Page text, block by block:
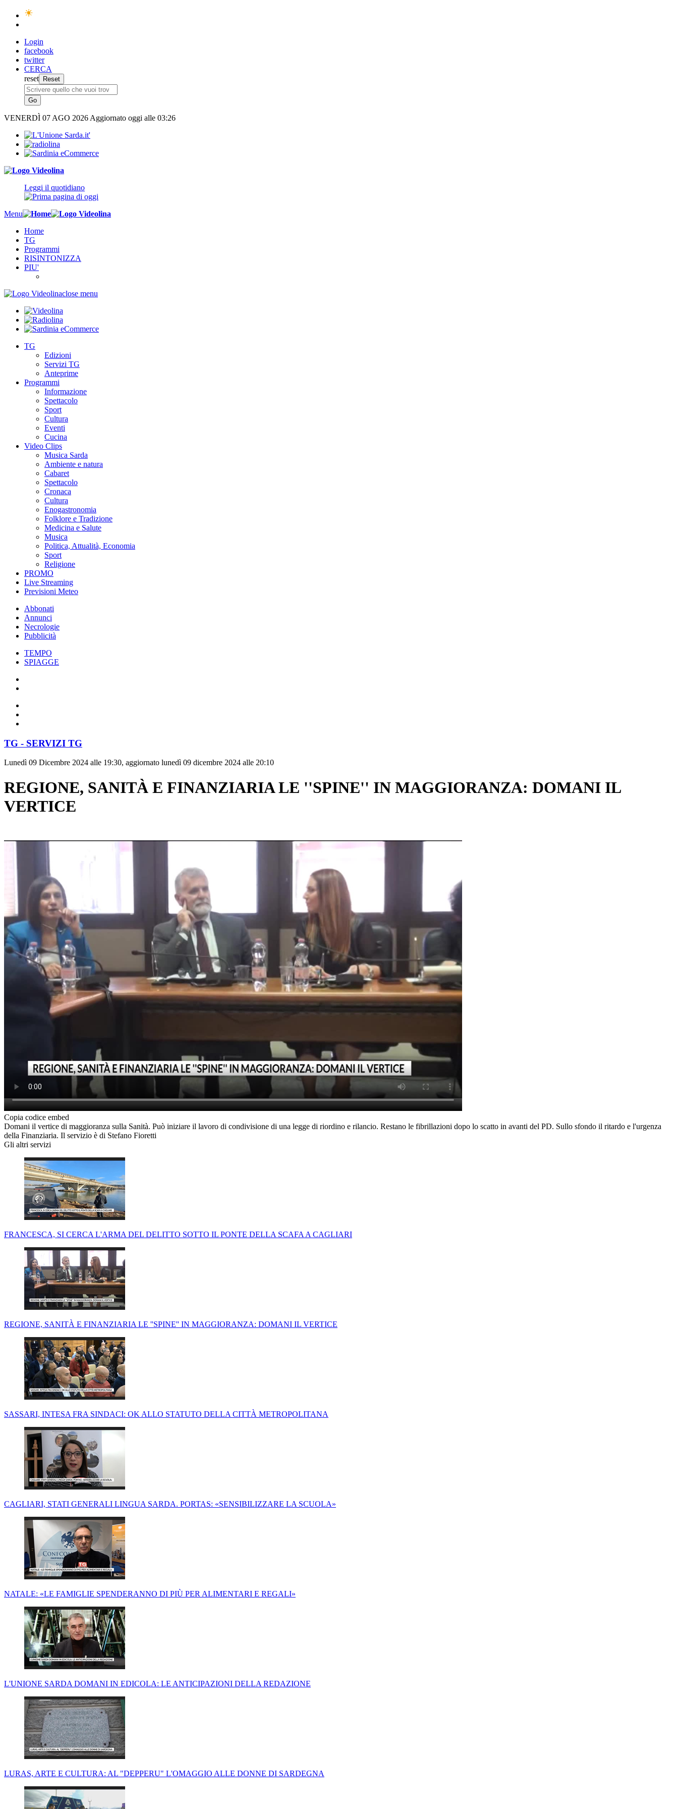
Login
facebook
twitter
CERCA
reset
VENERDÌ 07 AGO 2026 Aggiornato oggi alle 03:26
Leggi il quotidiano
Menu
Home
TG
Programmi
RISINTONIZZA
PIU'
close menu
TG
Edizioni
Servizi TG
Anteprime
Programmi
Informazione
Spettacolo
Sport
Cultura
Eventi
Cucina
Video Clips
Musica Sarda
Ambiente e natura
Cabaret
Spettacolo
Cronaca
Cultura
Enogastronomia
Folklore e Tradizione
Medicina e Salute
Musica
Politica, Attualità, Economia
Sport
Religione
PROMO
Live Streaming
Previsioni Meteo
Abbonati
Annunci
Necrologie
Pubblicità
TEMPO
SPIAGGE
TG - SERVIZI TG
Lunedì 09 Dicembre 2024 alle 19:30, aggiornato lunedì 09 dicembre 2024 alle 20:10
REGIONE, SANITÀ E FINANZIARIA LE ''SPINE'' IN MAGGIORANZA: DOMANI IL
VERTICE
Copia codice embed
Domani il vertice di maggioranza sulla Sanità. Può iniziare il lavoro di condivisione di una legge di riordino e rilancio. Restano le fibrillazioni dopo lo scatto in avanti del PD. Sullo sfondo il ritardo e l'urgenza
della Finanziaria. Il servizio è di Stefano Fioretti
Gli altri servizi
FRANCESCA, SI CERCA L'ARMA DEL DELITTO SOTTO IL PONTE DELLA SCAFA A CAGLIARI
REGIONE, SANITÀ E FINANZIARIA LE ''SPINE'' IN MAGGIORANZA: DOMANI IL VERTICE
SASSARI, INTESA FRA SINDACI: OK ALLO STATUTO DELLA CITTÀ METROPOLITANA
CAGLIARI, STATI GENERALI LINGUA SARDA. PORTAS: «SENSIBILIZZARE LA SCUOLA»
NATALE: «LE FAMIGLIE SPENDERANNO DI PIÙ PER ALIMENTARI E REGALI»
L'UNIONE SARDA DOMANI IN EDICOLA: LE ANTICIPAZIONI DELLA REDAZIONE
LURAS, ARTE E CULTURA: AL "DEPPERU" L'OMAGGIO ALLE DONNE DI SARDEGNA